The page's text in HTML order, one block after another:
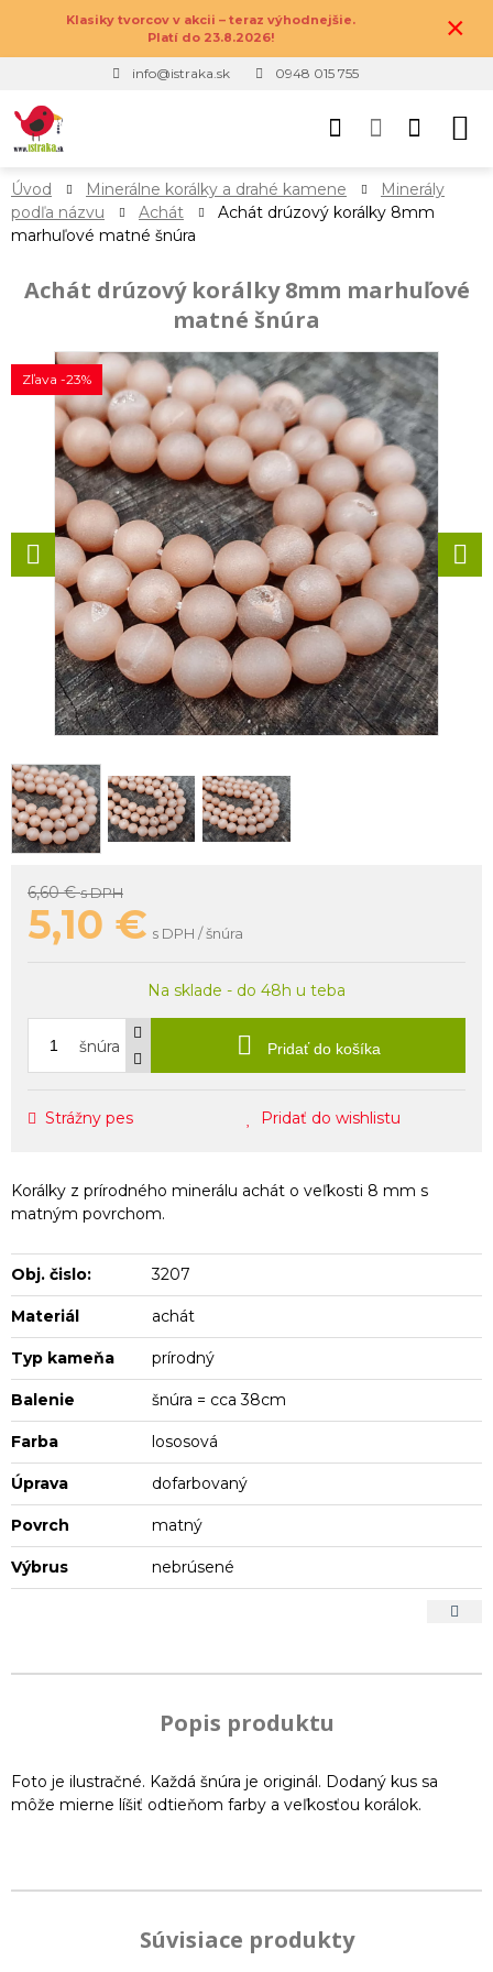
Klasiky tvorcov v akcii – teraz výhodnejšie.
Platí do 23.8.2026!
×
info@istraka.sk 0948 015 755
Úvod Minerálne korálky a drahé kamene
Minerály
podľa názvu
Achát
Achát drúzový korálky 8mm
marhuľové matné šnúra
Achát drúzový korálky 8mm marhuľové
matné šnúra
Zľava -23%
6,60 €s DPH
5,10 € s DPH / šnúra
Na sklade - do 48h u teba
šnúra Pridať do košíka
Strážny pes Pridať do wishlistu
Korálky z prírodného minerálu achát o veľkosti 8 mm s
matným povrchom.
Obj. čislo: 3207
Materiál achát
Typ kameňa prírodný
Balenie šnúra = cca 38cm
Farba lososová
Úprava dofarbovaný
Povrch matný
Výbrus nebrúsené
Popis produktu
Foto je ilustračné. Každá šnúra je originál. Dodaný kus sa
môže mierne líšiť odtieňom farby a veľkosťou korálok.
Súvisiace produkty